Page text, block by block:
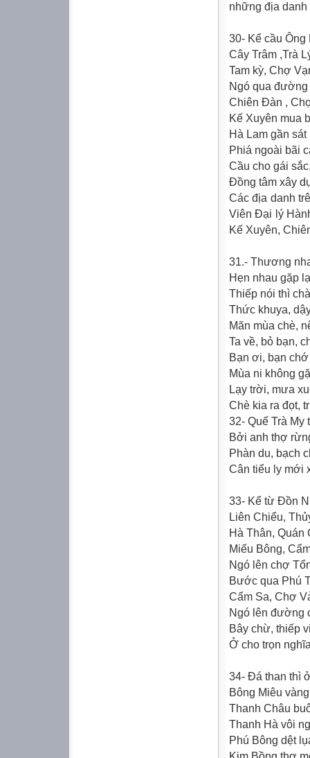
những địa
30- Kể cầu Ông
Cây Trâm ,Trà
Tam kỳ, Chợ
Ngó qua đường
Chiên Ðàn ,
Kế Xuyên mua
Hà Lam gần
Phiá ngoài bãi
Cầu cho gái
Ðồng tâm xây
Các địa danh
Viên Ðại lý
Kế Xuyên,
31.- Thương
Hẹn nhau gặp
Thiếp nói thì
Thức khuya,
Mãn mùa chè,
Ta về, bỏ bạn,
Bạn ơi, bạn
Mùa ni không
Lạy trời, mưa
Chè kia ra đọt,
32- Quế Trà My
Bởi anh thợ
Phàn du, bạch
Cân tiểu ly mới
33- Kể từ Ðồn
Liên Chiểu,
Hà Thân, Quán
Miếu Bông,
Ngó lên chợ
Bước qua Phú
Cẩm Sa, Chợ
Ngó lên đường
Bây chừ, thiếp
Ở cho trọn
34- Đá than thì
Bông Miêu
Thanh Châu
Thanh Hà vôi
Phú Bông dệt